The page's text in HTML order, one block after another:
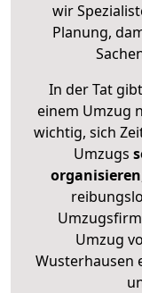
wir
Planung,
In der Tat
einem Umzug
wichtig, sich
Umzugs
organisieren
Umzug
Wusterhausen